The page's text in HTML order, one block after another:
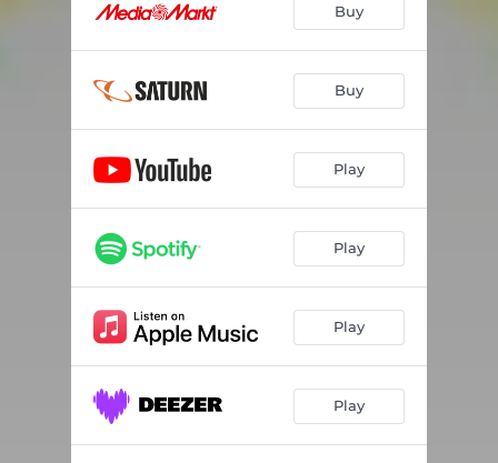
Buy
Buy
Play
Play
Play
Play